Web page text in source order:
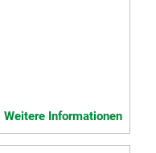
Weitere Informationen